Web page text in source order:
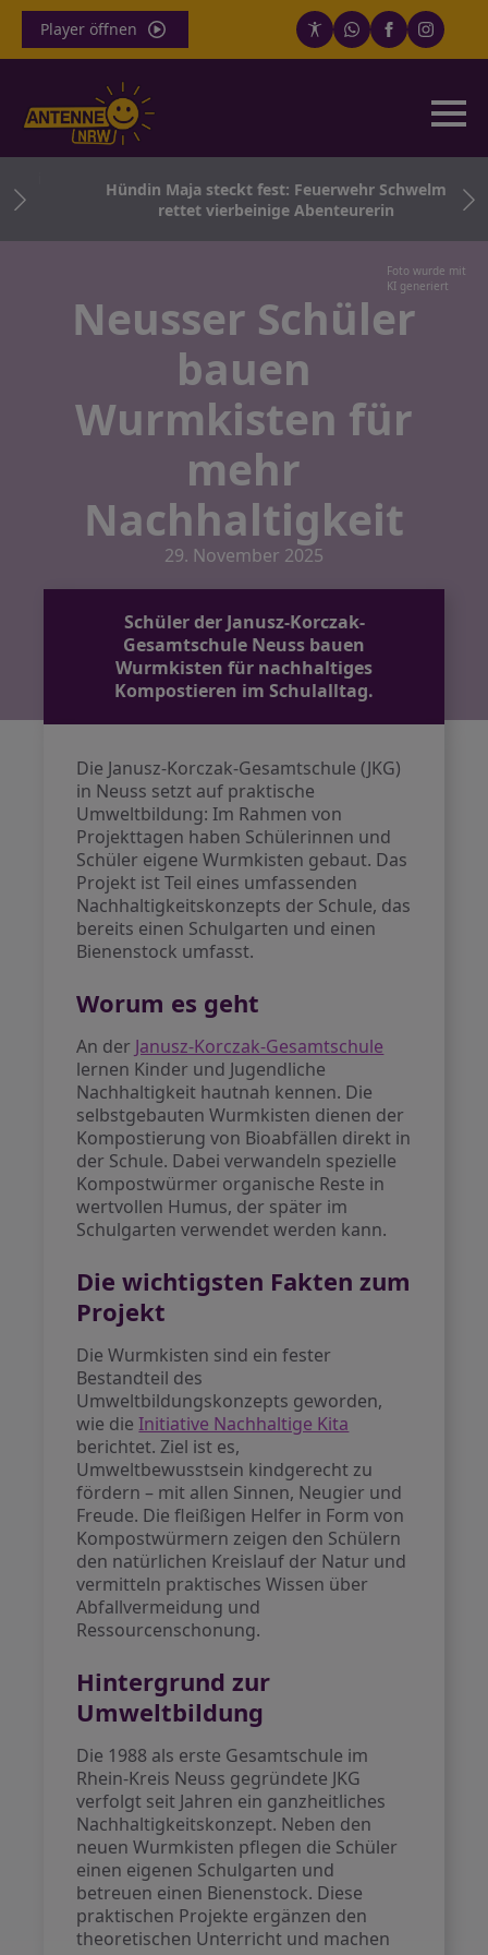
Player öffnen
Hündin Maja steckt fest: Feuerwehr Schwelm
rettet vierbeinige Abenteurerin
Foto wurde mit
KI generiert
Neusser Schüler
bauen
Wurmkisten für
mehr
Nachhaltigkeit
29. November 2025
Schüler der Janusz-Korczak-
Gesamtschule Neuss bauen
Wurmkisten für nachhaltiges
Kompostieren im Schulalltag.
Die Janusz-Korczak-Gesamtschule (JKG)
in Neuss setzt auf praktische
Umweltbildung: Im Rahmen von
Projekttagen haben Schülerinnen und
Schüler eigene Wurmkisten gebaut. Das
Projekt ist Teil eines umfassenden
Nachhaltigkeitskonzepts der Schule, das
bereits einen Schulgarten und einen
Bienenstock umfasst.
Worum es geht
An der Janusz-Korczak-Gesamtschule
lernen Kinder und Jugendliche
Nachhaltigkeit hautnah kennen. Die
selbstgebauten Wurmkisten dienen der
Kompostierung von Bioabfällen direkt in
der Schule. Dabei verwandeln spezielle
Kompostwürmer organische Reste in
wertvollen Humus, der später im
Schulgarten verwendet werden kann.
Die wichtigsten Fakten zum
Projekt
Die Wurmkisten sind ein fester
Bestandteil des
Umweltbildungskonzepts geworden,
wie dieInitiative Nachhaltige Kita
berichtet. Ziel ist es,
Umweltbewusstsein kindgerecht zu
fördern – mit allen Sinnen, Neugier und
Freude. Die fleißigen Helfer in Form von
Kompostwürmern zeigen den Schülern
den natürlichen Kreislauf der Natur und
vermitteln praktisches Wissen über
Abfallvermeidung und
Ressourcenschonung.
Hintergrund zur
Umweltbildung
Die 1988 als erste Gesamtschule im
Rhein-Kreis Neuss gegründete JKG
verfolgt seit Jahren ein ganzheitliches
Nachhaltigkeitskonzept. Neben den
neuen Wurmkisten pflegen die Schüler
einen eigenen Schulgarten und
betreuen einen Bienenstock. Diese
praktischen Projekte ergänzen den
theoretischen Unterricht und machen